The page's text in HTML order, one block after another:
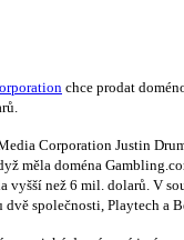
chce prodat
Corporation Justin
měla doména
vyšší než 6 mil. dolarů. V
dvě společnosti, Playtech a